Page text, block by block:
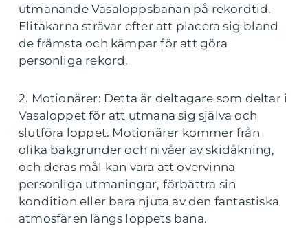
utmanande Vasaloppsbanan på rekordtid.
Elitåkarna strävar efter att placera sig bland
de främsta och kämpar för att göra
personliga rekord.
2. Motionärer: Detta är deltagare som deltar i
Vasaloppet för att utmana sig själva och
slutföra loppet. Motionärer kommer från
olika bakgrunder och nivåer av skidåkning,
och deras mål kan vara att övervinna
personliga utmaningar, förbättra sin
kondition eller bara njuta av den fantastiska
atmosfären längs loppets bana.